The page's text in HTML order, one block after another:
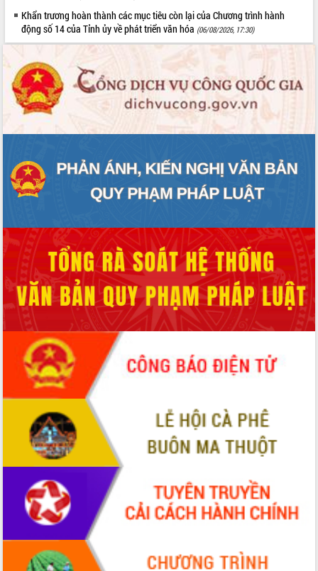
Khẩn trương hoàn thành các mục tiêu còn lại của Chương trình hành
động số 14 của Tỉnh ủy về phát triển văn hóa (06/08/2026, 17:30)